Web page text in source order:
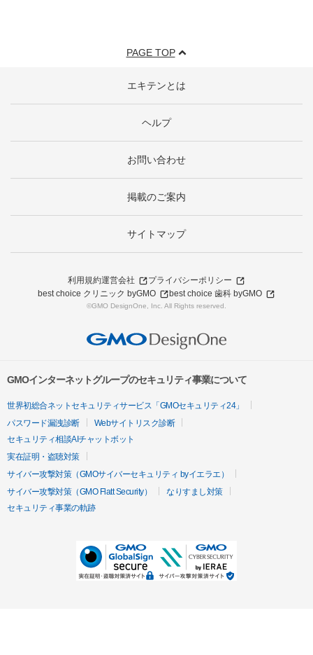
PAGE TOP
エキテンとは
ヘルプ
お問い合わせ
掲載のご案内
サイトマップ
利用規約運営会社
プライバシーポリシー
best choice クリニック byGMO
best choice 歯科 byGMO
©GMO DesignOne, Inc. All Rights reserved.
GMOインターネットグループのセキュリティ事業について
世界初総合ネットセキュリティサービス「GMOセキュリティ24」
パスワード漏洩診断
Webサイトリスク診断
セキュリティ相談AIチャットボット
実在証明・盗聴対策
サイバー攻撃対策（GMOサイバーセキュリティ byイエラエ）
サイバー攻撃対策（GMO Flatt Security）
なりすまし対策
セキュリティ事業の軌跡